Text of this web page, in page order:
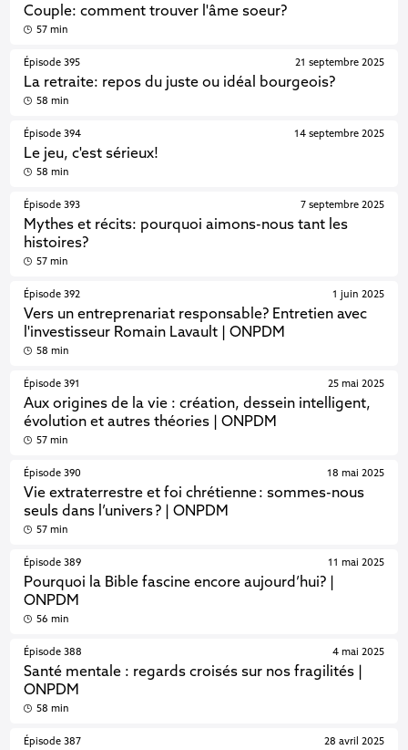
Couple: comment trouver l'âme soeur?
57 min
Épisode 395
La retraite: repos du juste ou idéal bourgeois?
21 septembre 2025
58 min
Épisode 394
Le jeu, c'est sérieux!
14 septembre 2025
58 min
Épisode 393
Mythes et récits: pourquoi aimons-nous tant les
histoires?
7 septembre 2025
57 min
Épisode 392
Vers un entreprenariat responsable? Entretien avec
l'investisseur Romain Lavault | ONPDM
1 juin 2025
58 min
Épisode 391
Aux origines de la vie : création, dessein intelligent,
évolution et autres théories | ONPDM
25 mai 2025
57 min
Épisode 390
Vie extraterrestre et foi chrétienne : sommes-nous
seuls dans l’univers ? | ONPDM
18 mai 2025
57 min
Épisode 389
Pourquoi la Bible fascine encore aujourd’hui? |
ONPDM
11 mai 2025
56 min
Épisode 388
Santé mentale : regards croisés sur nos fragilités |
ONPDM
4 mai 2025
58 min
Épisode 387 28 avril 2025